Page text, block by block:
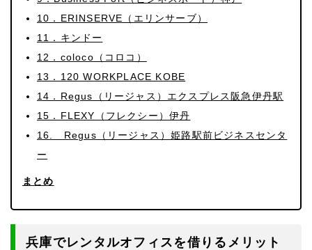
10．ERINSERVE（エリンサーブ）
11．キンドー
12．coloco（コロコ）
13．120 WORKPLACE KOBE
14．Regus（リージャス）エクスプレス阪急伊丹駅
15．FLEXY（フレクシー）伊丹
16. Regus（リージャス）姫路駅前ビジネスセンタ
ー
まとめ
兵庫でレンタルオフィスを借りるメリット